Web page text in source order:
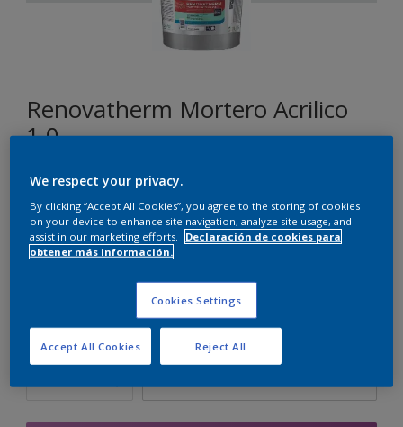
Renovatherm Mortero Acrilico
1.0
SN.01.85
Cambiar de color
Tamaño
14 L
Cantidad Calculadora de pintura
We respect your privacy.
By clicking “Accept All Cookies”, you agree to the storing of cookies
on your device to enhance site navigation, analyze site usage, and
assist in our marketing efforts.
Declaración de cookies para
obtener más información.
Cookies Settings
Reject All
Accept All Cookies